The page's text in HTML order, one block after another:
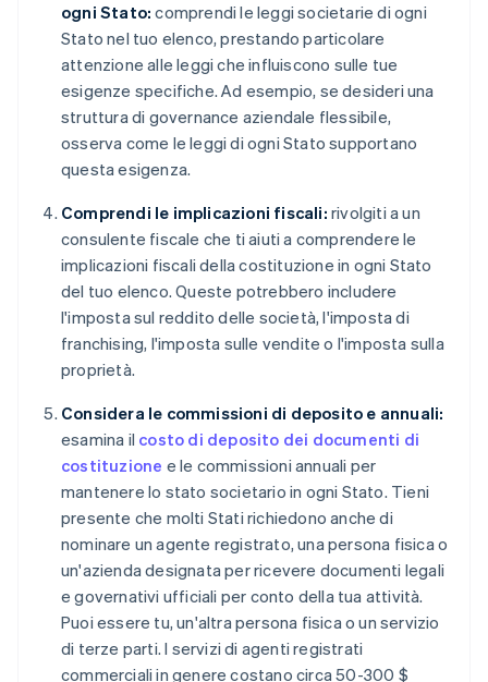
ogni Stato: comprendi le leggi societarie di ogni
Stato nel tuo elenco, prestando particolare
attenzione alle leggi che influiscono sulle tue
esigenze specifiche. Ad esempio, se desideri una
struttura di governance aziendale flessibile,
osserva come le leggi di ogni Stato supportano
questa esigenza.
Comprendi le implicazioni fiscali: rivolgiti a un
consulente fiscale che ti aiuti a comprendere le
implicazioni fiscali della costituzione in ogni Stato
del tuo elenco. Queste potrebbero includere
l'imposta sul reddito delle società, l'imposta di
franchising, l'imposta sulle vendite o l'imposta sulla
proprietà.
Considera le commissioni di deposito e annuali:
esamina il costo di deposito dei documenti di
costituzione e le commissioni annuali per
mantenere lo stato societario in ogni Stato. Tieni
presente che molti Stati richiedono anche di
nominare un agente registrato, una persona fisica o
un'azienda designata per ricevere documenti legali
e governativi ufficiali per conto della tua attività.
Puoi essere tu, un'altra persona fisica o un servizio
di terze parti. I servizi di agenti registrati
commerciali in genere costano circa 50-300 $